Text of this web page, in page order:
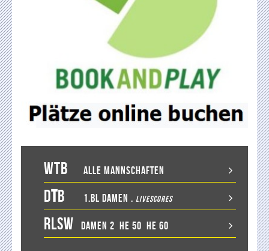
WTB Alle Mannschaften
DTB 1.BL Damen . LiveScores
RLSW Damen 2 He 50 He 60